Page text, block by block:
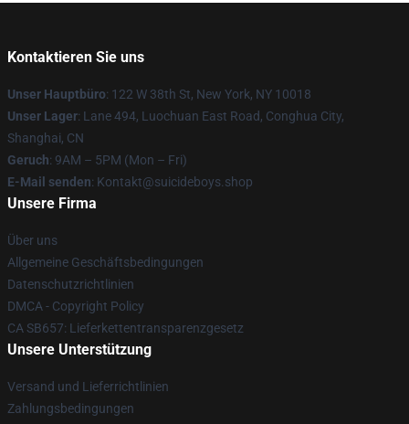
Kontaktieren Sie uns
Unser Hauptbüro: 122 W 38th St, New York, NY 10018
Unser Lager: Lane 494, Luochuan East Road, Conghua City,
Shanghai, CN
Geruch: 9AM – 5PM (Mon – Fri)
E-Mail senden: Kontakt@suicideboys.shop
Unsere Firma
Über uns
Allgemeine Geschäftsbedingungen
Datenschutzrichtlinien
DMCA - Copyright Policy
CA SB657: Lieferkettentransparenzgesetz
Unsere Unterstützung
Versand und Lieferrichtlinien
Zahlungsbedingungen